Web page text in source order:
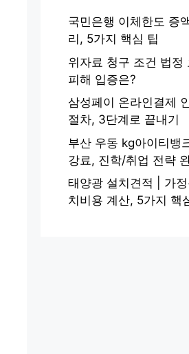
국민은행 이체한도 증
리, 5가지 핵심 팁
위자료 청구 조건 법정
피해 입증은?
삼성페이 온라인결제
절차, 3단계로 끝내기
부산 우동 kg아이티뱅
강료, 진학/취업 전략
태양광 설치견적 | 가
치비용 계산, 5가지 핵